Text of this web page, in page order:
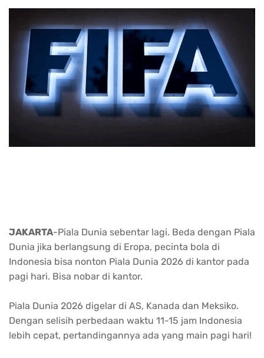
JAKARTA-Piala Dunia sebentar lagi. Beda dengan Piala
Dunia jika berlangsung di Eropa, pecinta bola di
Indonesia bisa nonton Piala Dunia 2026 di kantor pada
pagi hari. Bisa nobar di kantor.
Piala Dunia 2026 digelar di AS, Kanada dan Meksiko.
Dengan selisih perbedaan waktu 11-15 jam Indonesia
lebih cepat, pertandingannya ada yang main pagi hari!